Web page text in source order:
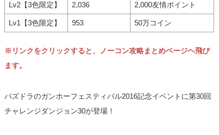
Lv2【3色限定】 2,036 2,000友情ポイント
Lv1【3色限定】 953 50万コイン
※リンクをクリックすると、ノーコン攻略まとめページヘ飛び
ます。
パズドラのガンホーフェスティバル2016記念イベントに第30回
チャレンジダンジョン30が登場！